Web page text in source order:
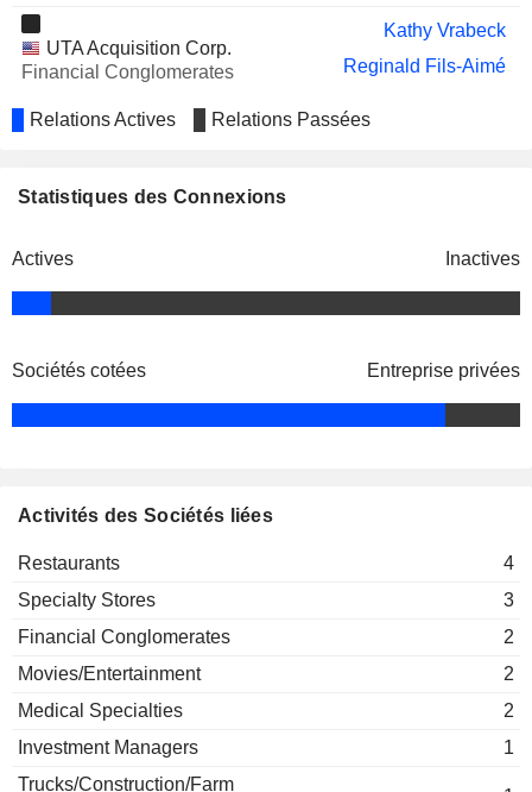
UTA Acquisition Corp.
Financial Conglomerates
Kathy Vrabeck
Reginald Fils-Aimé
Relations Actives Relations Passées
Statistiques des Connexions
Actives Inactives
Sociétés cotées Entreprise privées
Activités des Sociétés liées
Restaurants
4
Specialty Stores
3
Financial Conglomerates
2
Movies/Entertainment
2
Medical Specialties
2
Investment Managers
1
Trucks/Construction/Farm